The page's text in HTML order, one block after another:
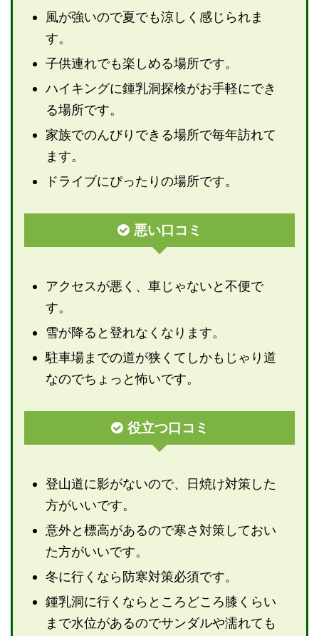
風が強いので夏でも涼しく感じられま
す。
子供連れでも楽しめる場所です。
ハイキングに鍾乳洞探検がお手軽にでき
る場所です。
家族でのんびりできる場所で毎年訪れて
ます。
ドライブにぴったりの場所です。
悪い口コミ
アクセスが悪く、車じゃないと不便で
す。
雪が降ると登れなくなります。
駐車場までの道が狭くてしかもじゃり道
なのでちょっと怖いです。
役立つ口コミ
登山道に影がないので、日焼け対策した
方がいいです。
意外と標高があるので寒さ対策しておい
た方がいいです。
冬に行くなら防寒対策必須です。
鍾乳洞に行くならところどころ膝くらい
まで水位があるのでサンダルや濡れても